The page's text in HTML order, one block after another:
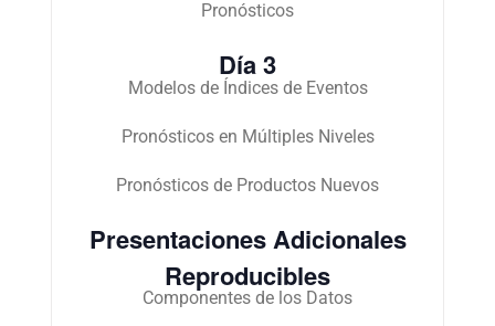
Pronósticos
Día3
Modelos de Índices de Eventos
Pronósticos en Múltiples Niveles
Pronósticos de Productos Nuevos
Presentaciones Adicionales
Reproducibles
Componentes de los Datos